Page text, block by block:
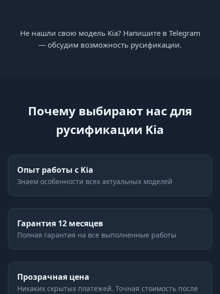
Не нашли свою модель Kia? Напишите в Telegram
— обсудим возможность русификации.
Почему выбирают нас для
русификации Kia
Опыт работы с Kia
Знаем особенности всех актуальных моделей
Гарантия 12 месяцев
Полная гарантия на все выполненные работы
Прозрачная цена
Никаких скрытых платежей. Точная стоимость после